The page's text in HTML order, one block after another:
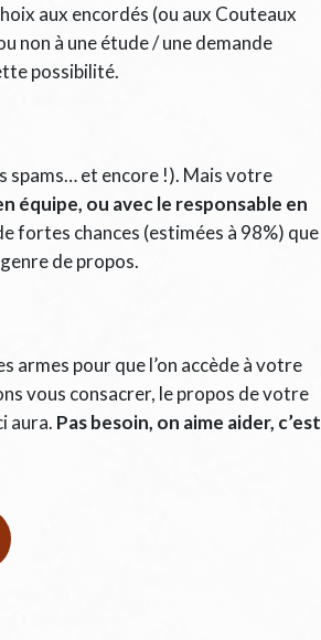
aux encordés (ou aux Couteaux
non à une étude / une demande
possibilité.
spams… et encore !). Mais votre
équipe, ou avec le responsable en
fortes chances (estimées à 98%) que
de propos.
armes pour que l’on accède à votre
vous consacrer, le propos de votre
aura. Pas besoin, on aime aider, c’est